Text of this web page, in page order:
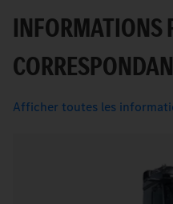
INFORMATIONS
Afficher toutes les